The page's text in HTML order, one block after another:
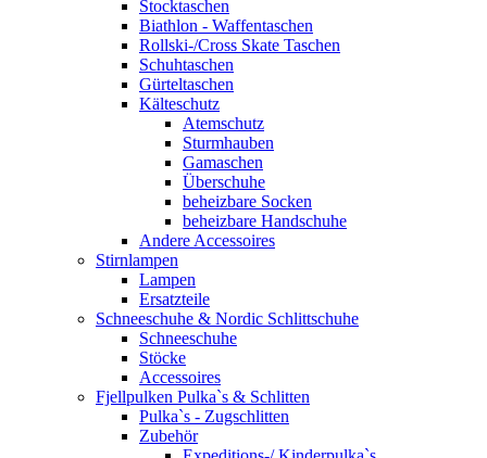
Stocktaschen
Biathlon - Waffentaschen
Rollski-/Cross Skate Taschen
Schuhtaschen
Gürteltaschen
Kälteschutz
Atemschutz
Sturmhauben
Gamaschen
Überschuhe
beheizbare Socken
beheizbare Handschuhe
Andere Accessoires
Stirnlampen
Lampen
Ersatzteile
Schneeschuhe & Nordic Schlittschuhe
Schneeschuhe
Stöcke
Accessoires
Fjellpulken Pulka`s & Schlitten
Pulka`s - Zugschlitten
Zubehör